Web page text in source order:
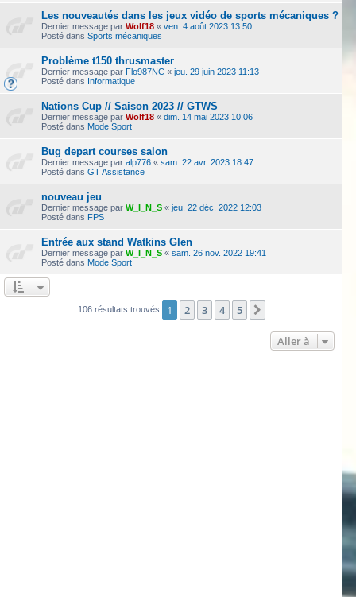
Les nouveautés dans les jeux vidéo de sports mécaniques ?
Dernier message par Wolf18 « ven. 4 août 2023 13:50
Posté dans Sports mécaniques
Problème t150 thrusmaster
Dernier message par Flo987NC « jeu. 29 juin 2023 11:13
Posté dans Informatique
Nations Cup // Saison 2023 // GTWS
Dernier message par Wolf18 « dim. 14 mai 2023 10:06
Posté dans Mode Sport
Bug depart courses salon
Dernier message par alp776 « sam. 22 avr. 2023 18:47
Posté dans GT Assistance
nouveau jeu
Dernier message par W_I_N_S « jeu. 22 déc. 2022 12:03
Posté dans FPS
Entrée aux stand Watkins Glen
Dernier message par W_I_N_S « sam. 26 nov. 2022 19:41
Posté dans Mode Sport
106 résultats trouvés 1 2 3 4 5
Aller à